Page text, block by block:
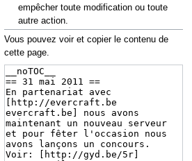
empêcher toute modification ou toute
autre action.
Vous pouvez voir et copier le contenu de
cette page.